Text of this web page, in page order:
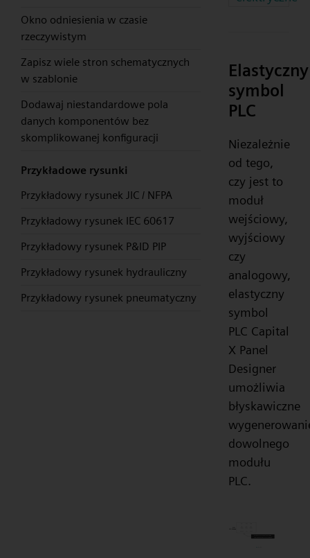
Okno odniesienia w czasie
rzeczywistym
Zapisz wiele stron schematycznych
w szablonie
Dodawaj niestandardowe pola
danych komponentów bez
skomplikowanej konfiguracji
Przykładowe rysunki
Przykładowy rysunek JIC / NFPA
Przykładowy rysunek IEC 60617
Przykładowy rysunek P&ID PIP
Przykładowy rysunek hydrauliczny
Przykładowy rysunek pneumatyczny
Elastyczny
symbol
PLC
Niezależnie
od tego,
czy jest to
moduł
wejściowy,
wyjściowy
czy
analogowy,
elastyczny
symbol
PLC Capital
X Panel
Designer
umożliwia
błyskawiczne
dowolnego
modułu
PLC.